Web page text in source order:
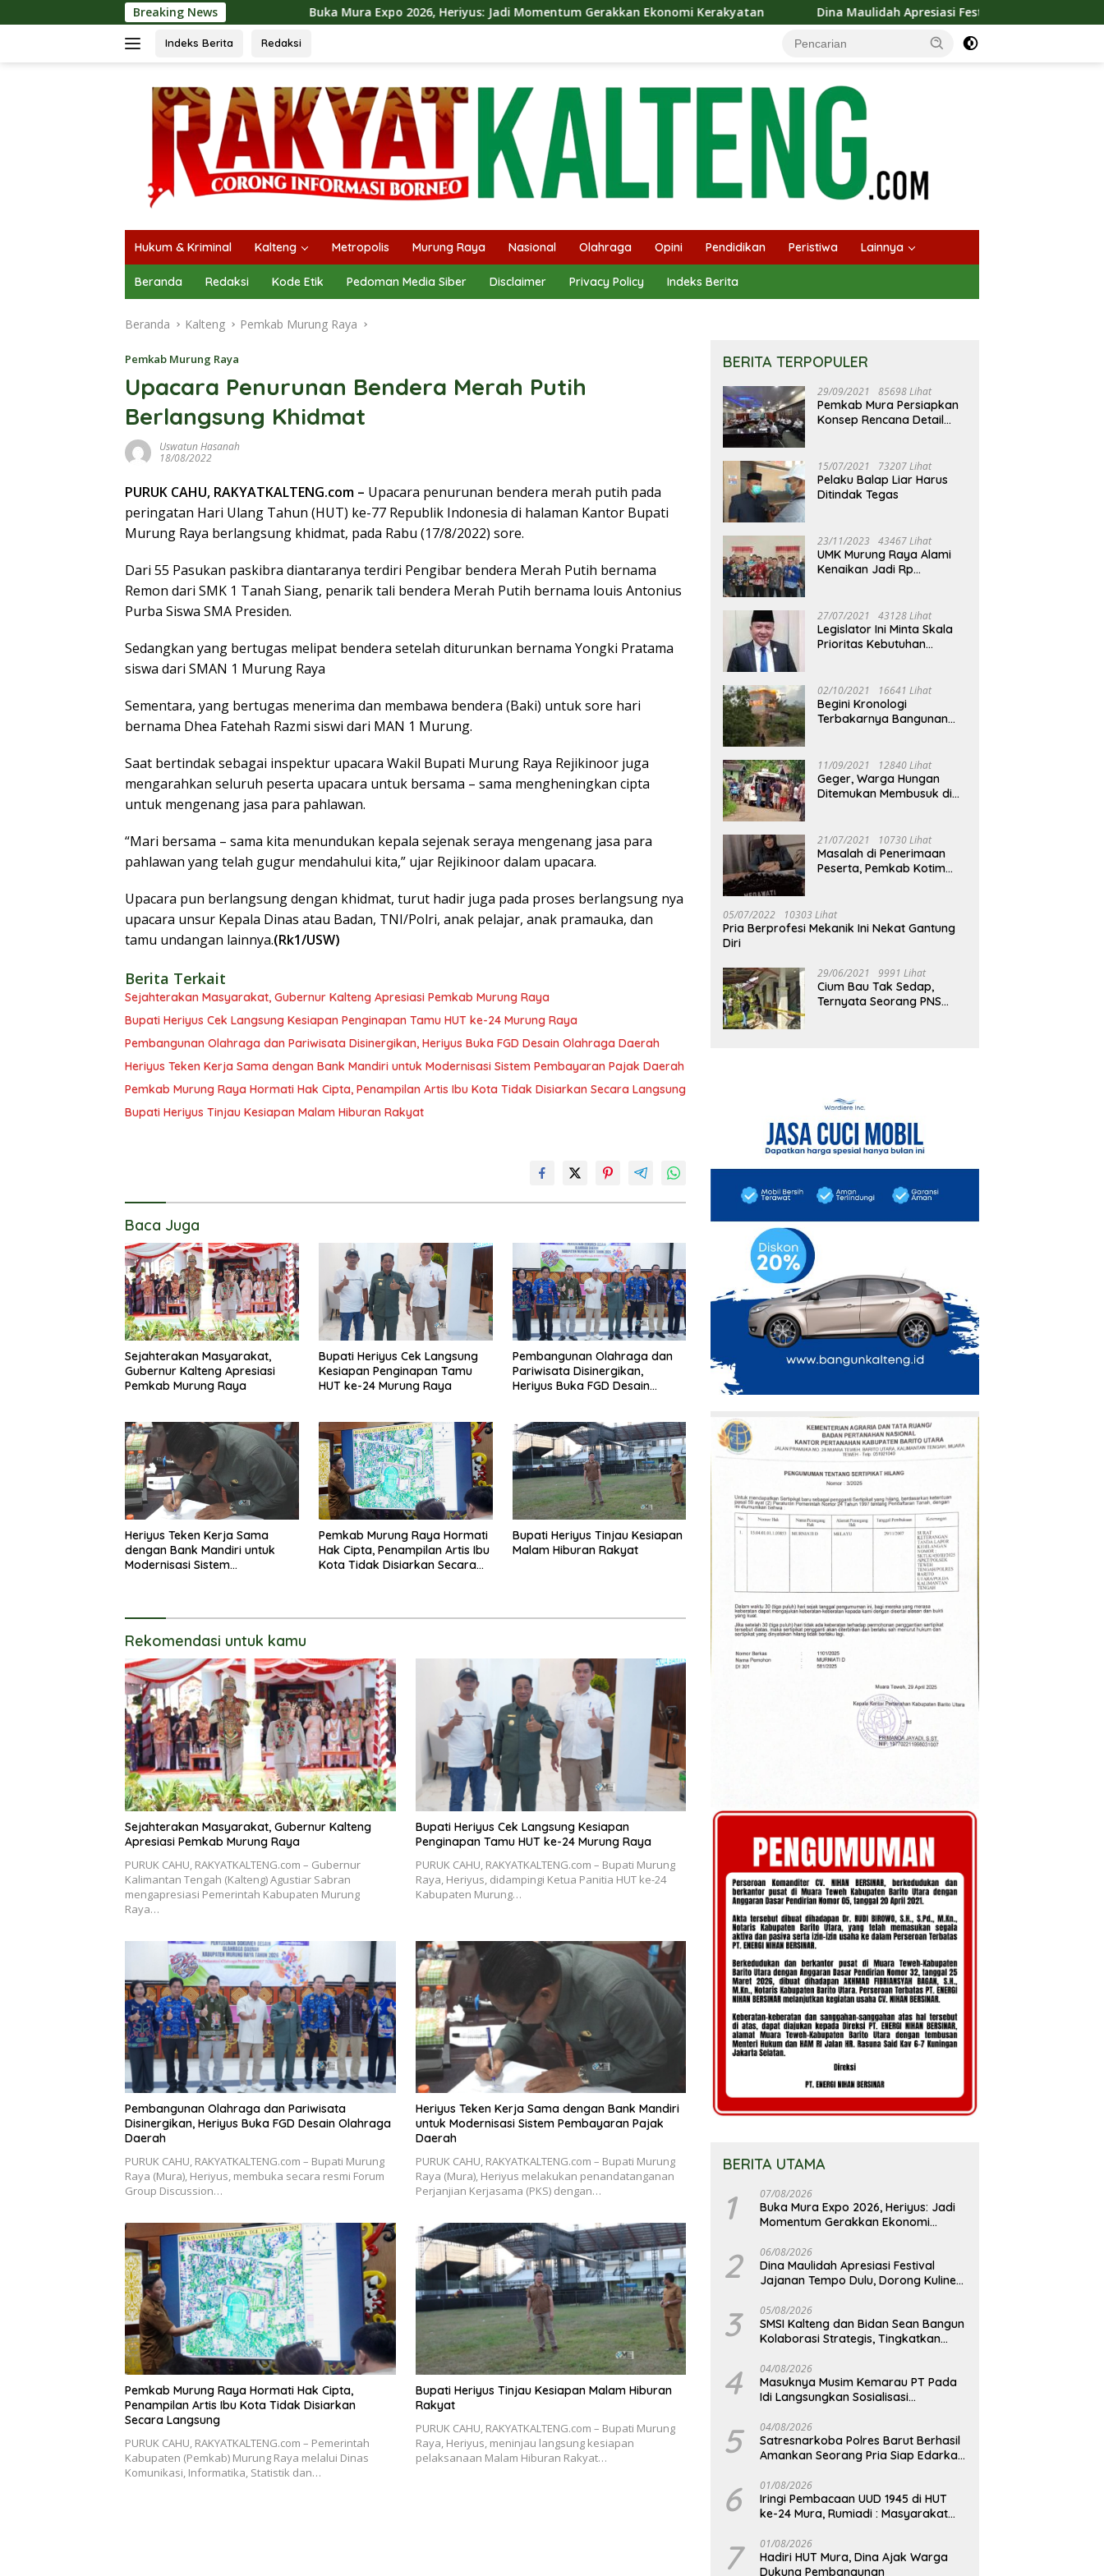
ke
Breaking NewsBuka Mura Expo 2026, Heriyus: Jadi Momentum Gerakkan Ekonomi Kerakyatan Dina Maulidah Apresiasi Festival Jajanan Tempo Dulu, Dorong
Indeks Berita Redaksi
Hukum & Kriminal Kalteng Metropolis Murung Raya Nasional Olahraga Opini Pendidikan Peristiwa Lainnya
Beranda Redaksi Kode Etik Pedoman Media Siber Disclaimer Privacy Policy Indeks Berita
Beranda Kalteng Pemkab Murung Raya
Pemkab Murung Raya
Upacara Penurunan Bendera Merah Putih
Berlangsung Khidmat
Uswatun Hasanah
18/08/2022
PURUK CAHU, RAKYATKALTENG.com – Upacara penurunan bendera merah putih pada
peringatan Hari Ulang Tahun (HUT) ke-77 Republik Indonesia di halaman Kantor Bupati
Murung Raya berlangsung khidmat, pada Rabu (17/8/2022) sore.
Dari 55 Pasukan paskibra diantaranya terdiri Pengibar bendera Merah Putih bernama
Remon dari SMK 1 Tanah Siang, penarik tali bendera Merah Putih bernama louis Antonius
Purba Siswa SMA Presiden.
Sedangkan yang bertugas melipat bendera setelah diturunkan bernama Yongki Pratama
siswa dari SMAN 1 Murung Raya
Sementara, yang bertugas menerima dan membawa bendera (Baki) untuk sore hari
bernama Dhea Fatehah Razmi siswi dari MAN 1 Murung.
Saat bertindak sebagai inspektur upacara Wakil Bupati Murung Raya Rejikinoor juga
mengarahkan seluruh peserta upacara untuk bersama – sama mengheningkan cipta
untuk mengenang jasa para pahlawan.
“Mari bersama – sama kita menundukan kepala sejenak seraya mengenang jasa para
pahlawan yang telah gugur mendahului kita,” ujar Rejikinoor dalam upacara.
Upacara pun berlangsung dengan khidmat, turut hadir juga pada proses berlangsung nya
upacara unsur Kepala Dinas atau Badan, TNI/Polri, anak pelajar, anak pramauka, dan
tamu undangan lainnya.(Rk1/USW)
Berita Terkait
Sejahterakan Masyarakat, Gubernur Kalteng Apresiasi Pemkab Murung Raya
Bupati Heriyus Cek Langsung Kesiapan Penginapan Tamu HUT ke-24 Murung Raya
Pembangunan Olahraga dan Pariwisata Disinergikan, Heriyus Buka FGD Desain Olahraga Daerah
Heriyus Teken Kerja Sama dengan Bank Mandiri untuk Modernisasi Sistem Pembayaran Pajak Daerah
Pemkab Murung Raya Hormati Hak Cipta, Penampilan Artis Ibu Kota Tidak Disiarkan Secara Langsung
Bupati Heriyus Tinjau Kesiapan Malam Hiburan Rakyat
Baca Juga
Sejahterakan Masyarakat,
Gubernur Kalteng Apresiasi
Pemkab Murung Raya
Bupati Heriyus Cek Langsung
Kesiapan Penginapan Tamu
HUT ke-24 Murung Raya
Pembangunan Olahraga dan
Pariwisata Disinergikan,
Heriyus Buka FGD Desain
Heriyus Teken Kerja Sama
dengan Bank Mandiri untuk
Modernisasi Sistem
Pemkab Murung Raya Hormati
Hak Cipta, Penampilan Artis Ibu
Kota Tidak Disiarkan Secara
Bupati Heriyus Tinjau Kesiapan
Malam Hiburan Rakyat
Rekomendasi untuk kamu
Sejahterakan Masyarakat, Gubernur Kalteng
Apresiasi Pemkab Murung Raya
PURUK CAHU, RAKYATKALTENG.com – Gubernur
Kalimantan Tengah (Kalteng) Agustiar Sabran
mengapresiasi Pemerintah Kabupaten Murung
Raya…
Bupati Heriyus Cek Langsung Kesiapan
Penginapan Tamu HUT ke-24 Murung Raya
PURUK CAHU, RAKYATKALTENG.com – Bupati Murung
Raya, Heriyus, didampingi Ketua Panitia HUT ke-24
Kabupaten Murung…
Pembangunan Olahraga dan Pariwisata
Disinergikan, Heriyus Buka FGD Desain Olahraga
Daerah
PURUK CAHU, RAKYATKALTENG.com – Bupati Murung
Raya (Mura), Heriyus, membuka secara resmi Forum
Group Discussion…
Heriyus Teken Kerja Sama dengan Bank Mandiri
untuk Modernisasi Sistem Pembayaran Pajak
Daerah
PURUK CAHU, RAKYATKALTENG.com – Bupati Murung
Raya (Mura), Heriyus melakukan penandatanganan
Perjanjian Kerjasama (PKS) dengan…
Pemkab Murung Raya Hormati Hak Cipta,
Penampilan Artis Ibu Kota Tidak Disiarkan
Secara Langsung
PURUK CAHU, RAKYATKALTENG.com – Pemerintah
Kabupaten (Pemkab) Murung Raya melalui Dinas
Komunikasi, Informatika, Statistik dan…
Bupati Heriyus Tinjau Kesiapan Malam Hiburan
Rakyat
PURUK CAHU, RAKYATKALTENG.com – Bupati Murung
Raya, Heriyus, meninjau langsung kesiapan
pelaksanaan Malam Hiburan Rakyat…
BERITA TERPOPULER
29/09/2021 85698 Lihat
Pemkab Mura Persiapkan
Konsep Rencana Detail
15/07/2021 73207 Lihat
Pelaku Balap Liar Harus
Ditindak Tegas
23/11/2023 43467 Lihat
UMK Murung Raya Alami
Kenaikan Jadi Rp
27/07/2021 43128 Lihat
Legislator Ini Minta Skala
Prioritas Kebutuhan
02/10/2021 16641 Lihat
Begini Kronologi
Terbakarnya Bangunan
11/09/2021 12840 Lihat
Geger, Warga Hungan
Ditemukan Membusuk di
21/07/2021 10730 Lihat
Masalah di Penerimaan
Peserta, Pemkab Kotim
05/07/2022 10303 Lihat
Pria Berprofesi Mekanik Ini Nekat Gantung
Diri
29/06/2021 9991 Lihat
Cium Bau Tak Sedap,
Ternyata Seorang PNS
BERITA UTAMA
1 07/08/2026
Buka Mura Expo 2026, Heriyus: Jadi
Momentum Gerakkan Ekonomi
2 06/08/2026
Dina Maulidah Apresiasi Festival
Jajanan Tempo Dulu, Dorong Kuliner
3 05/08/2026
SMSI Kalteng dan Bidan Sean Bangun
Kolaborasi Strategis, Tingkatkan
4 04/08/2026
Masuknya Musim Kemarau PT Pada
Idi Langsungkan Sosialisasi
5 04/08/2026
Satresnarkoba Polres Barut Berhasil
Amankan Seorang Pria Siap Edarkan
Gram
6 01/08/2026
Iringi Pembacaan UUD 1945 di HUT
ke-24 Mura, Rumiadi : Masyarakat
yang Lebih Besar
7 01/08/2026
Hadiri HUT Mura, Dina Ajak Warga
Dukung Pembangunan